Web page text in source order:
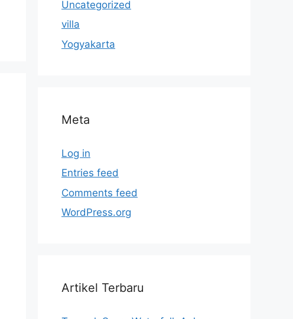
Uncategorized
villa
Yogyakarta
Meta
Log in
Entries feed
Comments feed
WordPress.org
Artikel Terbaru